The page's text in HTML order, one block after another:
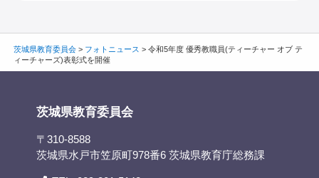
茨城県教育委員会> フォトニュース > 令和5年度 優秀教職員(ティーチャー オブ テ
ィーチャーズ)表彰式を開催
茨城県教育委員会
〒310-8588
茨城県水戸市笠原町978番6 茨城県教育庁総務課